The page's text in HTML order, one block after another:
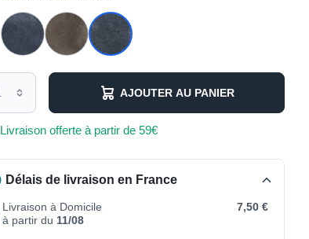
AJOUTER AU PANIER
Livraison offerte à partir de 59€
Délais de livraison en France
Livraison à Domicile
à partir du 11/08
7,50 €